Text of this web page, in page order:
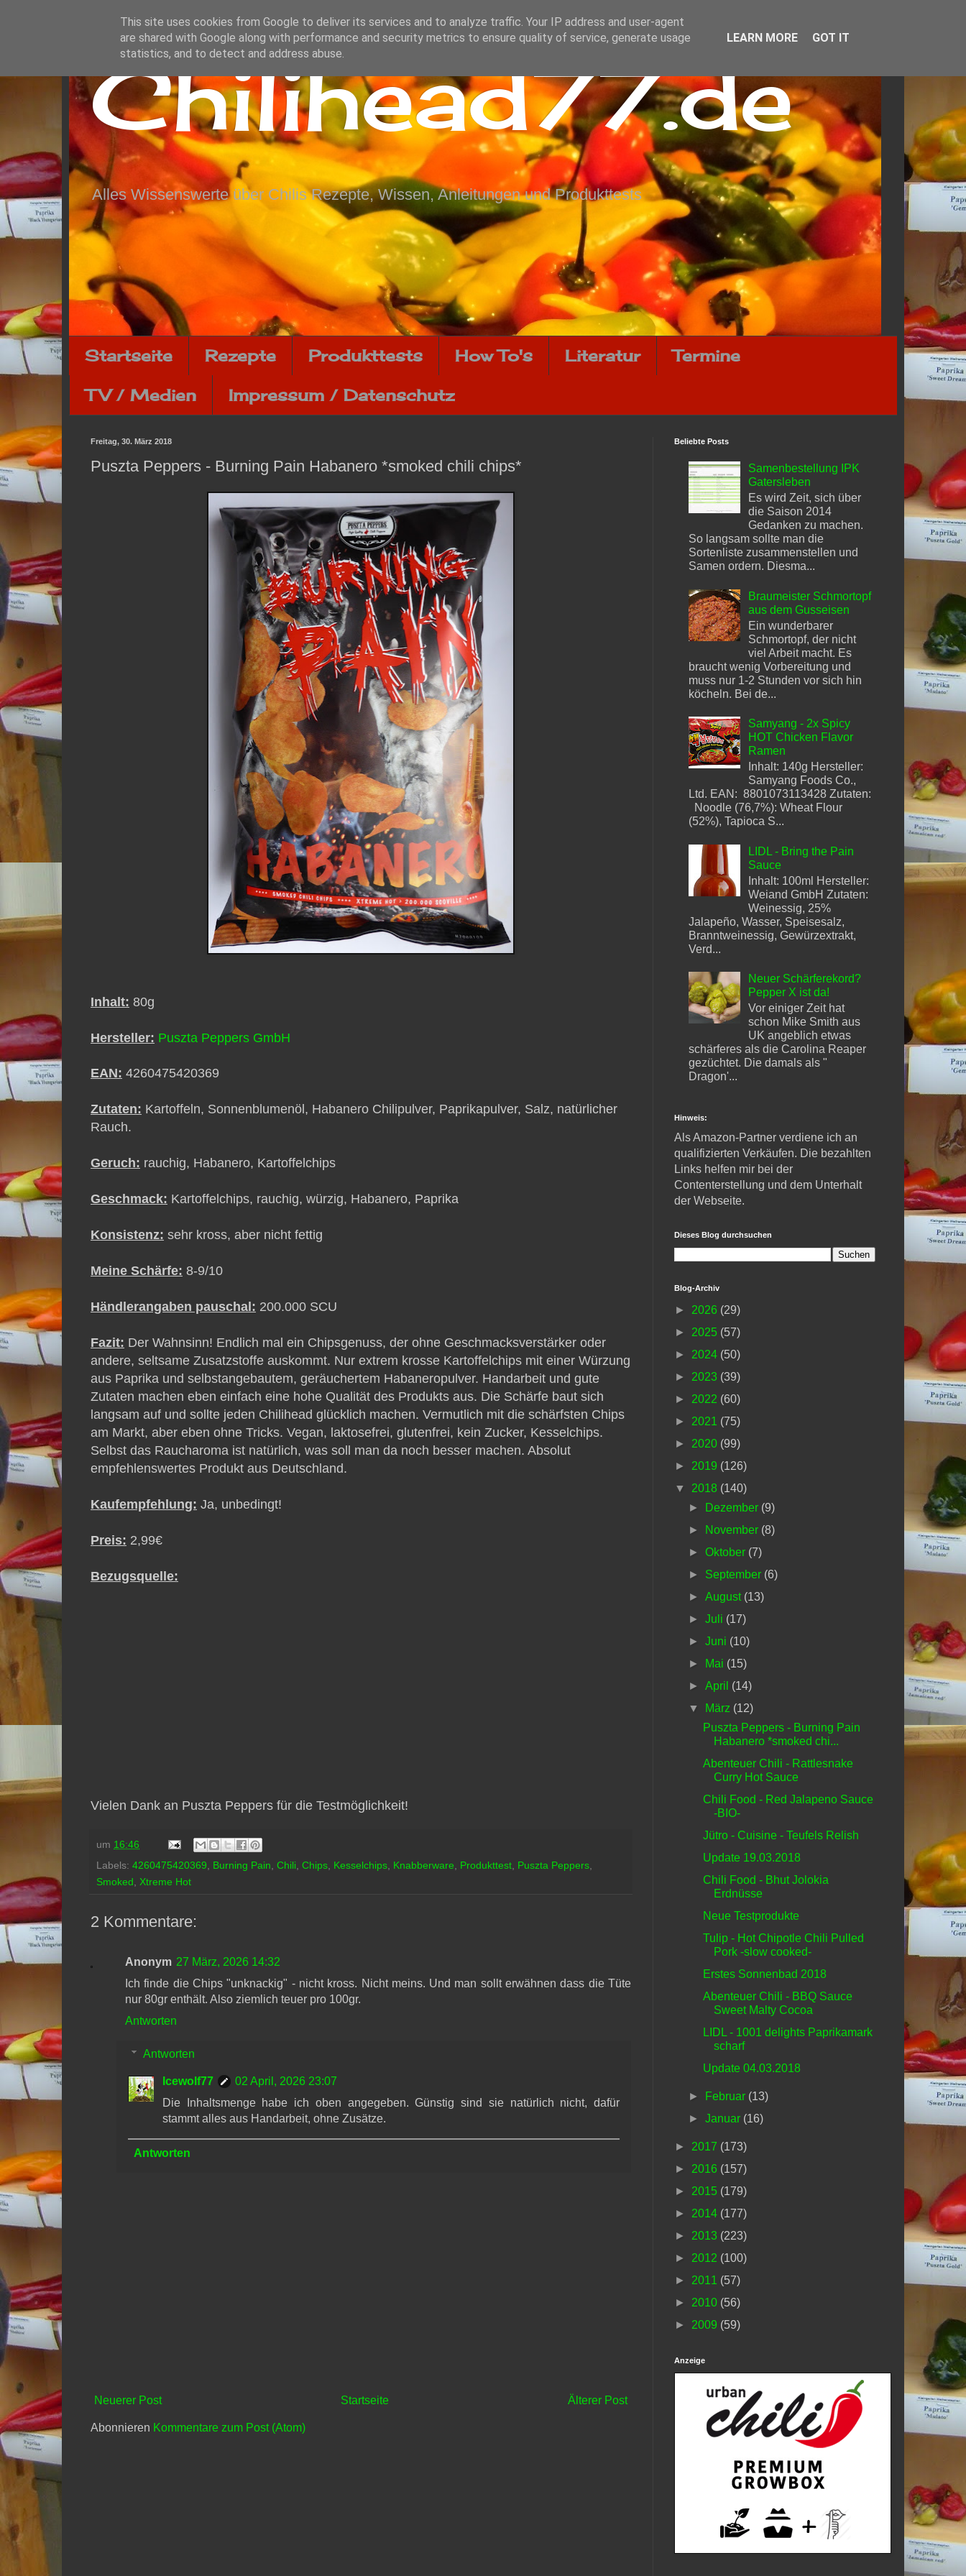
Chilihead77.de
Alles Wissenswerte über Chilis Rezepte, Wissen, Anleitungen und Produkttests
Startseite Rezepte Produkttests How To's Literatur Termine
TV / Medien Impressum / Datenschutz
Freitag, 30. März 2018
Puszta Peppers - Burning Pain Habanero *smoked chili chips*
Inhalt: 80g
Hersteller: Puszta Peppers GmbH
EAN: 4260475420369
Zutaten: Kartoffeln, Sonnenblumenöl, Habanero Chilipulver, Paprikapulver, Salz, natürlicher
Rauch.
Geruch: rauchig, Habanero, Kartoffelchips
Geschmack: Kartoffelchips, rauchig, würzig, Habanero, Paprika
Konsistenz: sehr kross, aber nicht fettig
Meine Schärfe: 8-9/10
Händlerangaben pauschal: 200.000 SCU
Fazit: Der Wahnsinn! Endlich mal ein Chipsgenuss, der ohne Geschmacksverstärker oder
andere, seltsame Zusatzstoffe auskommt. Nur extrem krosse Kartoffelchips mit einer Würzung
aus Paprika und selbstangebautem, geräuchertem Habaneropulver. Handarbeit und gute
Zutaten machen eben einfach eine hohe Qualität des Produkts aus. Die Schärfe baut sich
langsam auf und sollte jeden Chilihead glücklich machen. Vermutlich mit die schärfsten Chips
am Markt, aber eben ohne Tricks. Vegan, laktosefrei, glutenfrei, kein Zucker, Kesselchips.
Selbst das Raucharoma ist natürlich, was soll man da noch besser machen. Absolut
empfehlenswertes Produkt aus Deutschland.
Kaufempfehlung: Ja, unbedingt!
Preis: 2,99€
Bezugsquelle:
Vielen Dank an Puszta Peppers für die Testmöglichkeit!
um 16:46
Labels: 4260475420369 Burning Pain Chili Chips Kesselchips Knabberware Produkttest Puszta Peppers
Smoked
Xtreme Hot
2 Kommentare:
Anonym 27 März, 2026 14:32
Ich finde die Chips "unknackig" - nicht kross. Nicht meins. Und man sollt erwähnen dass die Tüte
nur 80gr enthält. Also ziemlich teuer pro 100gr.
Antworten
Antworten
Icewolf77
02 April, 2026 23:07
Die Inhaltsmenge habe ich oben angegeben. Günstig sind sie natürlich nicht, dafür
stammt alles aus Handarbeit, ohne Zusätze.
Antworten
Neuerer Post Älterer Post
Startseite
Abonnieren Kommentare zum Post (Atom)
Beliebte Posts
Samenbestellung IPK
Gatersleben
Es wird Zeit, sich über
die Saison 2014
Gedanken zu machen.
So langsam sollte man die
Sortenliste zusammenstellen und
Samen ordern. Diesma...
Braumeister Schmortopf
aus dem Gusseisen
Ein wunderbarer
Schmortopf, der nicht
viel Arbeit macht. Es
braucht wenig Vorbereitung und
muss nur 1-2 Stunden vor sich hin
köcheln. Bei de...
Samyang - 2x Spicy
HOT Chicken Flavor
Ramen
Inhalt: 140g Hersteller:
Samyang Foods Co.,
Ltd. EAN: 8801073113428 Zutaten:
Noodle (76,7%): Wheat Flour
(52%), Tapioca S...
LIDL - Bring the Pain
Sauce
Inhalt: 100ml Hersteller:
Weiand GmbH Zutaten:
Weinessig, 25%
Jalapeño, Wasser, Speisesalz,
Branntweinessig, Gewürzextrakt,
Verd...
Neuer Schärferekord?
Pepper X ist da!
Vor einiger Zeit hat
schon Mike Smith aus
UK angeblich etwas
schärferes als die Carolina Reaper
gezüchtet. Die damals als "
Dragon'...
Hinweis:
Als Amazon-Partner verdiene ich an
qualifizierten Verkäufen. Die bezahlten
Links helfen mir bei der
Contenterstellung und dem Unterhalt
der Webseite.
Dieses Blog durchsuchen
Blog-Archiv
► 2026 (29)
► 2025 (57)
► 2024 (50)
► 2023 (39)
► 2022 (60)
► 2021 (75)
► 2020 (99)
► 2019 (126)
▼ 2018 (140)
►
Dezember (9)
►
November (8)
►Oktober (7)
► September (6)
►August (13)
►Juli (17)
►Juni (10)
►
Mai (15)
►April (14)
▼
März (12)
Puszta Peppers - Burning Pain
Habanero *smoked chi...
Abenteuer Chili - Rattlesnake
Curry Hot Sauce
Chili Food - Red Jalapeno Sauce
-BIO-
Jütro - Cuisine - Teufels Relish
Update 19.03.2018
Chili Food - Bhut Jolokia
Erdnüsse
Neue Testprodukte
Tulip - Hot Chipotle Chili Pulled
Pork -slow cooked-
Erstes Sonnenbad 2018
Abenteuer Chili - BBQ Sauce
Sweet Malty Cocoa
LIDL - 1001 delights Paprikamark
scharf
Update 04.03.2018
► Februar (13)
►Januar (16)
► 2017 (173)
► 2016 (157)
► 2015 (179)
► 2014 (177)
► 2013 (223)
► 2012 (100)
► 2011 (57)
► 2010 (56)
► 2009 (59)
Anzeige
This site uses cookies from Google to deliver its services and to analyze traffic. Your IP address and user-agent
are shared with Google along with performance and security metrics to ensure quality of service, generate usage
statistics, and to detect and address abuse.
LEARN MORE GOT IT